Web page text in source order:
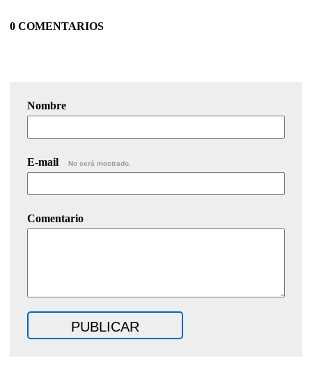
0 COMENTARIOS
Nombre
E-mail No será mostrado.
Comentario